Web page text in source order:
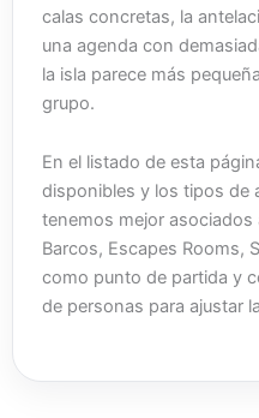
calas concretas, la
una agenda con
la isla parece más
grupo.
En el listado de esta
disponibles y los tipos de
tenemos mejor asociados
Barcos, Escapes Rooms,
como punto de partida y
de personas para ajustar